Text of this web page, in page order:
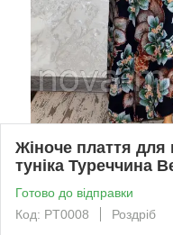
Жіноче плаття для
туніка Туреччина
Готово до відправки
Код: PT0008
Роздріб